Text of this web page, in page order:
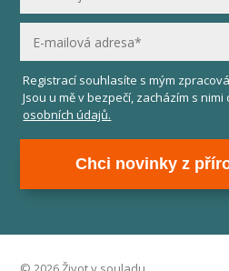
Registrací souhlasíte s mým
Jsou u mě v bezpečí, zacházím s nimi
osobních údajů.
Chci novinky z